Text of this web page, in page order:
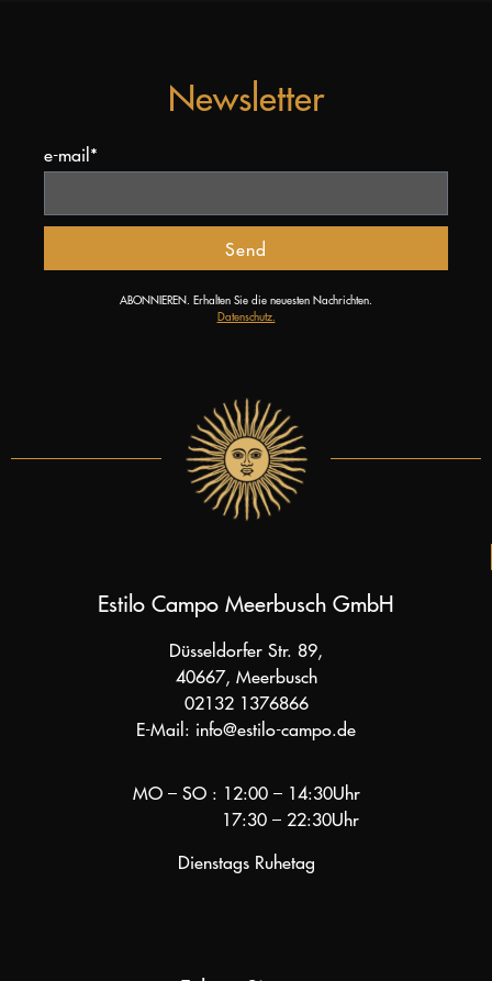
Newsletter
e-mail*
Send
ABONNIEREN. Erhalten Sie die neuesten Nachrichten.
Datenschutz.
Estilo Campo Meerbusch GmbH
Düsseldorfer Str. 89,
40667, Meerbusch
02132 1376866
E-Mail: info@estilo-campo.de
MO – SO : 12:00 – 14:30Uhr
17:30 – 22:30Uhr
Dienstags Ruhetag